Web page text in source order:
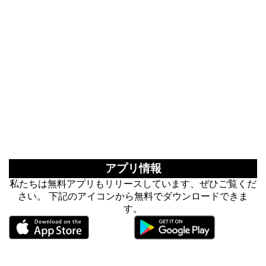
アプリ情報
私たちは無料アプリもリリースしています、ぜひご覧くだ
さい。 下記のアイコンから無料でダウンロードできま
す。